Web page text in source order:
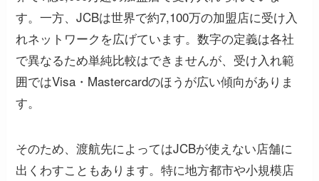
す。一方、JCBは世界で約7,100万の加盟店に受け入
れネットワークを広げています。数字の定義は各社
で異なるため単純比較はできませんが、受け入れ範
囲ではVisa・Mastercardのほうが広い傾向がありま
す。
そのため、渡航先によってはJCBが使えない店舗に
出くわすこともあります。特に地方都市や小規模店